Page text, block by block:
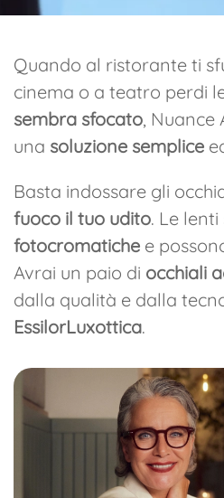
Quando al ristorante ti
cinema o a teatro perdi
sembra sfocato, Nuance
una soluzione semplice
Basta indossare gli
fuoco il tuo udito. Le lenti
fotocromatiche e
Avrai un paio di occhiali
dalla qualità e dalla
EssilorLuxottica.